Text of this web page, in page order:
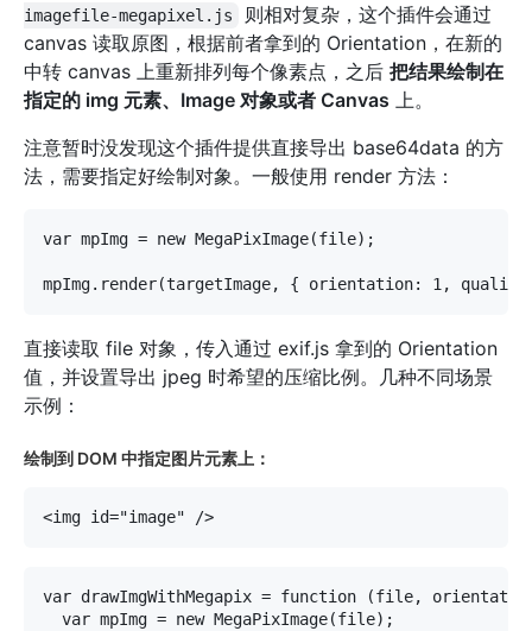
imagefile-megapixel.js
则相对复杂，这个插件会通过
canvas 读取原图，根据前者拿到的 Orientation，在新的
中转 canvas 上重新排列每个像素点，之后 把结果绘制在
指定的 img 元素、Image 对象或者 Canvas 上。
注意暂时没发现这个插件提供直接导出 base64data 的方
法，需要指定好绘制对象。一般使用 render 方法：
var mpImg = new MegaPixImage(file);
直接读取 file 对象，传入通过 exif.js 拿到的 Orientation
值，并设置导出 jpeg 时希望的压缩比例。几种不同场景
示例：
绘制到 DOM 中指定图片元素上：
var drawImgWithMegapix = function (file,
  var mpImg = new MegaPixImage(file);